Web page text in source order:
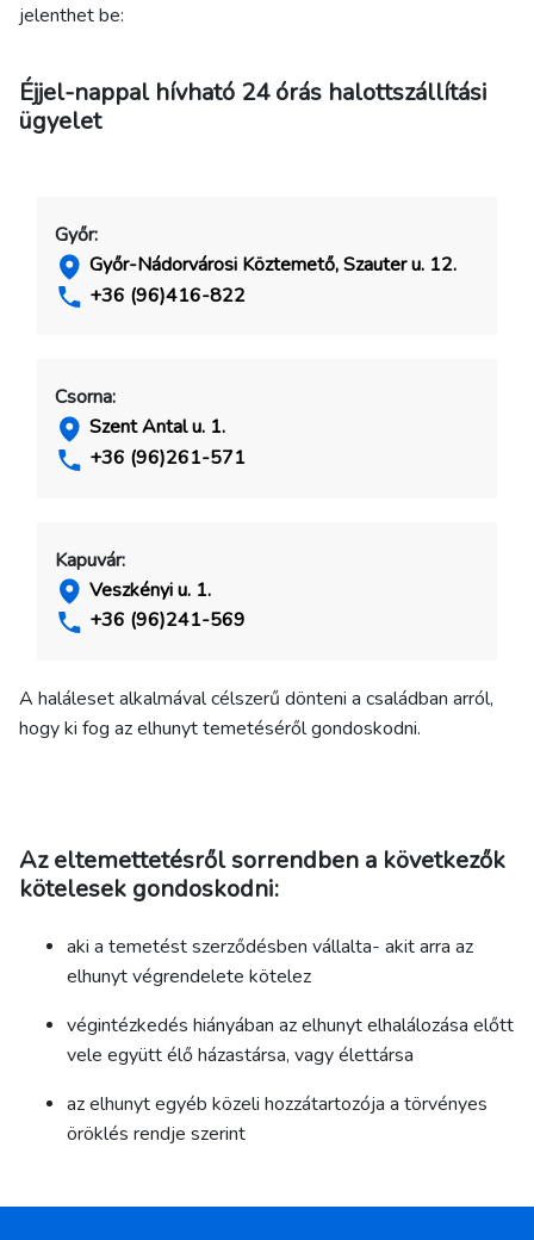
jelenthet be:
Éjjel-nappal hívható 24 órás halottszállítási
ügyelet
Győr:
Győr-Nádorvárosi Köztemető, Szauter u. 12.
+36 (96)416-822
Csorna:
Szent Antal u. 1.
+36 (96)261-571
Kapuvár:
Veszkényi u. 1.
+36 (96)241-569
A haláleset alkalmával célszerű dönteni a családban arról,
hogy ki fog az elhunyt temetéséről gondoskodni.
Az eltemettetésről sorrendben a következők
kötelesek gondoskodni:
aki a temetést szerződésben vállalta- akit arra az
elhunyt végrendelete kötelez
végintézkedés hiányában az elhunyt elhalálozása előtt
vele együtt élő házastársa, vagy élettársa
az elhunyt egyéb közeli hozzátartozója a törvényes
öröklés rendje szerint
Az oldal működéséhez szükséges sütik használata